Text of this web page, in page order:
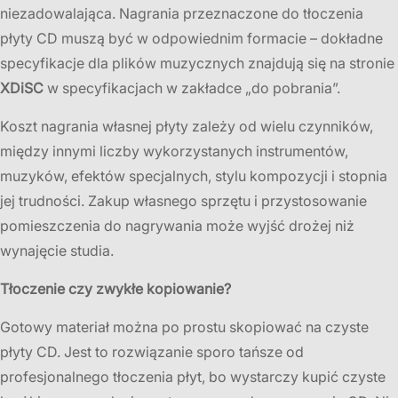
niezadowalająca. Nagrania przeznaczone do tłoczenia
płyty CD muszą być w odpowiednim formacie – dokładne
specyfikacje dla plików muzycznych znajdują się na stronie
XDiSC w specyfikacjach w zakładce „do pobrania”.
Koszt nagrania własnej płyty zależy od wielu czynników,
między innymi liczby wykorzystanych instrumentów,
muzyków, efektów specjalnych, stylu kompozycji i stopnia
jej trudności. Zakup własnego sprzętu i przystosowanie
pomieszczenia do nagrywania może wyjść drożej niż
wynajęcie studia.
Tłoczenie czy zwykłe kopiowanie?
Gotowy materiał można po prostu skopiować na czyste
płyty CD. Jest to rozwiązanie sporo tańsze od
profesjonalnego tłoczenia płyt, bo wystarczy kupić czyste